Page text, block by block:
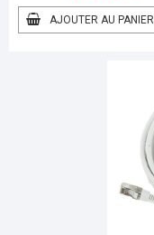
AJOUTER AU PANIER